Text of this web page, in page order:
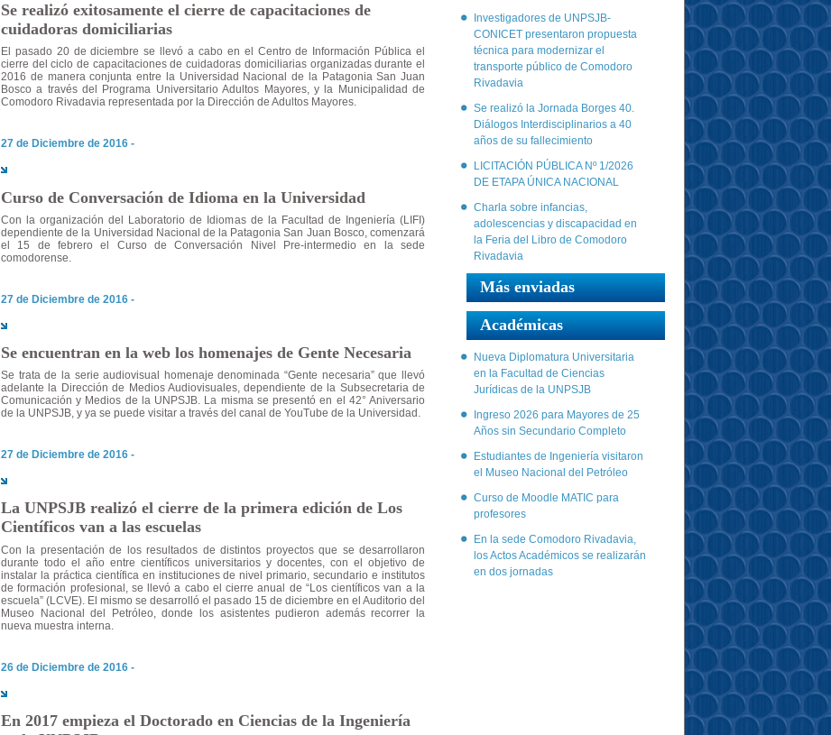
Se realizó exitosamente el cierre de capacitaciones de
cuidadoras domiciliarias
El pasado 20 de diciembre se llevó a cabo en el Centro de Información Pública el
cierre del ciclo de capacitaciones de cuidadoras domiciliarias organizadas durante el
2016 de manera conjunta entre la Universidad Nacional de la Patagonia San Juan
Bosco a través del Programa Universitario Adultos Mayores, y la Municipalidad de
Comodoro Rivadavia representada por la Dirección de Adultos Mayores.
27 de Diciembre de 2016 -
Curso de Conversación de Idioma en la Universidad
Con la organización del Laboratorio de Idiomas de la Facultad de Ingeniería (LIFI)
dependiente de la Universidad Nacional de la Patagonia San Juan Bosco, comenzará
el 15 de febrero el Curso de Conversación Nivel Pre-intermedio en la sede
comodorense.
27 de Diciembre de 2016 -
Se encuentran en la web los homenajes de Gente Necesaria
Se trata de la serie audiovisual homenaje denominada “Gente necesaria” que llevó
adelante la Dirección de Medios Audiovisuales, dependiente de la Subsecretaria de
Comunicación y Medios de la UNPSJB. La misma se presentó en el 42° Aniversario
de la UNPSJB, y ya se puede visitar a través del canal de YouTube de la Universidad.
27 de Diciembre de 2016 -
La UNPSJB realizó el cierre de la primera edición de Los
Científicos van a las escuelas
Con la presentación de los resultados de distintos proyectos que se desarrollaron
durante todo el año entre científicos universitarios y docentes, con el objetivo de
instalar la práctica científica en instituciones de nivel primario, secundario e institutos
de formación profesional, se llevó a cabo el cierre anual de “Los científicos van a la
escuela” (LCVE). El mismo se desarrolló el pasado 15 de diciembre en el Auditorio del
Museo Nacional del Petróleo, donde los asistentes pudieron además recorrer la
nueva muestra interna.
26 de Diciembre de 2016 -
En 2017 empieza el Doctorado en Ciencias de la Ingeniería
Investigadores de UNPSJB-
CONICET presentaron propuesta
técnica para modernizar el
transporte público de Comodoro
Rivadavia
Se realizó la Jornada Borges 40.
Diálogos Interdisciplinarios a 40
años de su fallecimiento
LICITACIÓN PÚBLICA Nº 1/2026
DE ETAPA ÚNICA NACIONAL
Charla sobre infancias,
adolescencias y discapacidad en
la Feria del Libro de Comodoro
Rivadavia
Más enviadas
Académicas
Nueva Diplomatura Universitaria
en la Facultad de Ciencias
Jurídicas de la UNPSJB
Ingreso 2026 para Mayores de 25
Años sin Secundario Completo
Estudiantes de Ingeniería visitaron
el Museo Nacional del Petróleo
Curso de Moodle MATIC para
profesores
En la sede Comodoro Rivadavia,
los Actos Académicos se realizarán
en dos jornadas